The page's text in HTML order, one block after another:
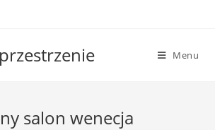
Menu
salon wenecja